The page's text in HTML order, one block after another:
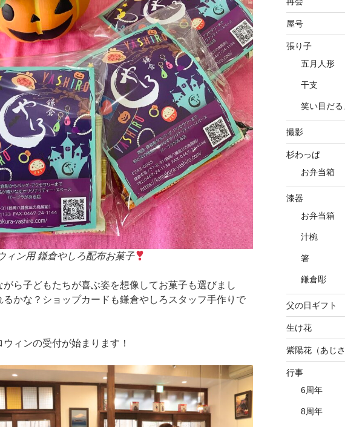
ィン用 鎌倉やしろ配布お菓子
がら子どもたちが喜ぶ姿を想像してお菓子も選びまし
るかな？ショップカードも鎌倉やしろスタッフ手作りで
ィンの受付が始まります！
屋号
張り子
五月人形
干支
笑い目だる
撮影
杉わっぱ
お弁当箱
漆器
お弁当箱
汁椀
箸
鎌倉彫
父の日ギフト
生け花
紫陽花（あじ
行事
6周年
8周年